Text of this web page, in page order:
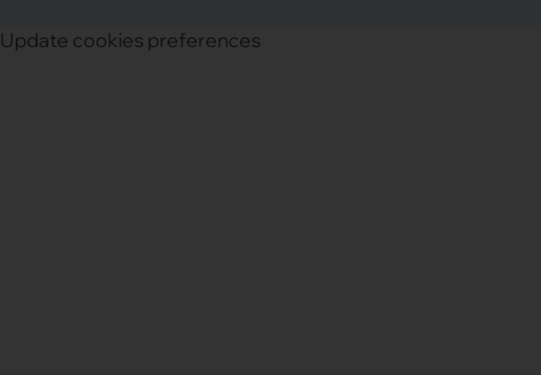
Update cookies preferences